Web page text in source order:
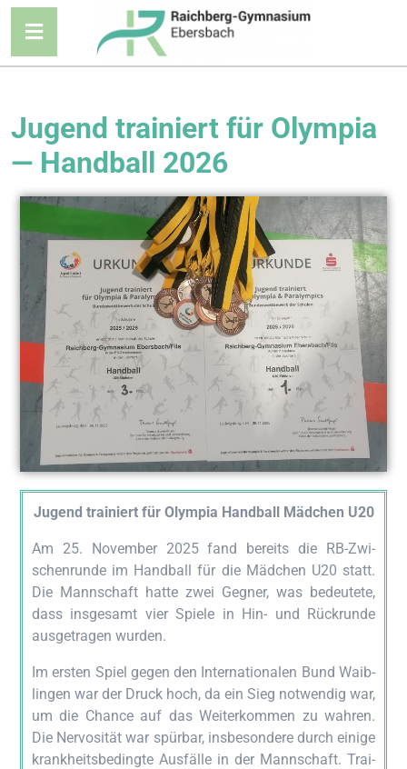
Jugend trai­niert für Olym­pia
— Hand­ball 2026
Jugend trai­niert für Olym­pia Hand­ball Mäd­chen U20
Am 25. Novem­ber 2025 fand bereits die RB-Zwi­
schen­run­de im Hand­ball für die Mäd­chen U20 statt.
Die Mann­schaft hat­te zwei Geg­ner, was bedeu­te­te,
dass ins­ge­samt vier Spie­le in Hin- und Rück­run­de
aus­ge­tra­gen wurden.
Im ers­ten Spiel gegen den Inter­na­tio­na­len Bund Waib­
lin­gen war der Druck hoch, da ein Sieg not­wen­dig war,
um die Chan­ce auf das Wei­ter­kom­men zu wah­ren.
Die Ner­vo­si­tät war spür­bar, ins­be­son­de­re durch eini­ge
krank­heits­be­ding­te Aus­fäl­le in der Mann­schaft. Trai­